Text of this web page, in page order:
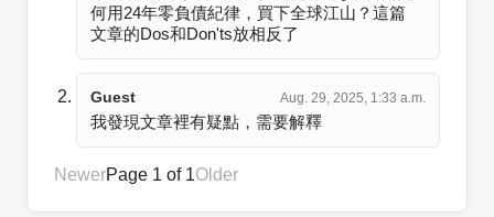
何用24年零負債紀律，買下全球江山？這篇
文章的Dos和Don'ts放相反了
Guest Aug. 29, 2025, 1:33 a.m.
我發現文章裡有疑點，需要解釋
NewerPage 1 of 1Older